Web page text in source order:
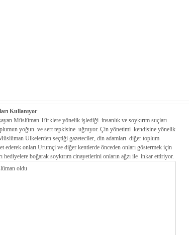
Kullanıyor
Müslüman Türklere yönelik işlediği insanlık ve soykırım suçları
yoğun ve sert tepkisine uğruyor. Çin yönetimi kendisine yönelik
Ülkelerden seçtiği gazeteciler, din adamları diğer toplum
ederek onları Urumçi ve diğer kentlerde önceden onları göstermek için
hediyelere boğarak soykırım cinayetlerini onların ağzı ile inkar ettiriyor.